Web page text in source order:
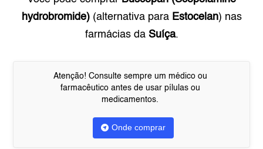
hydrobromide)(alternativa para Estocelan) nas
farmácias da Suíça.
Atenção! Consulte sempre um médico ou
farmacêutico antes de usar pílulas ou
medicamentos.
Onde comprar